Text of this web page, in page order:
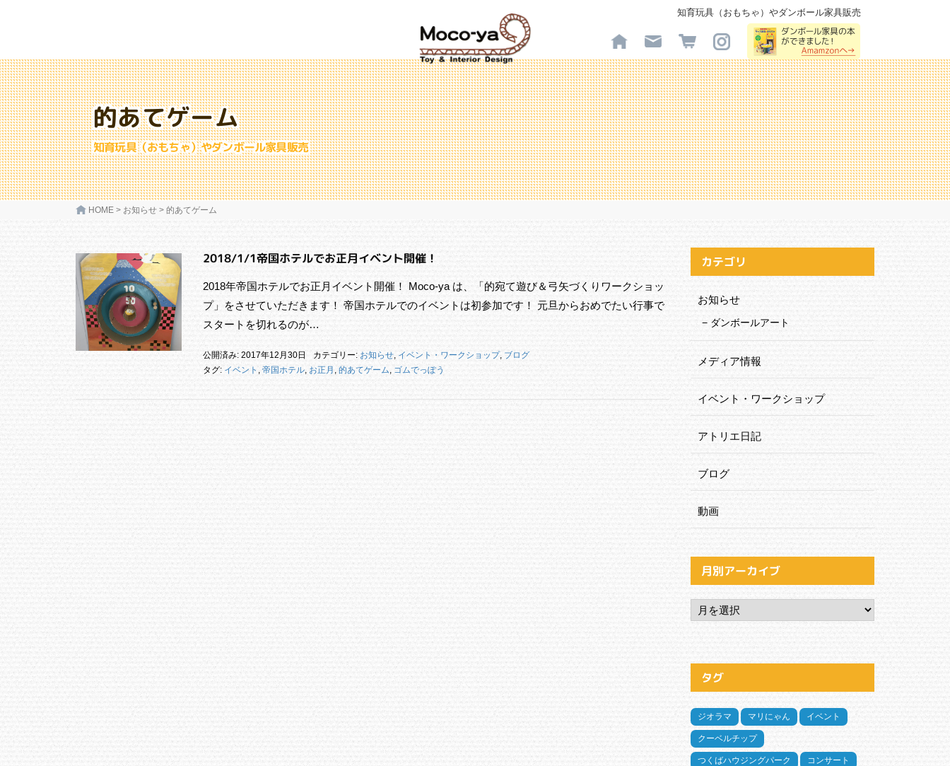
知育玩具（おもちゃ）やダンボール家具販売
的あてゲーム
知育玩具（おもちゃ）やダンボール家具販売
HOME > お知らせ > 的あてゲーム
2018/1/1帝国ホテルでお正月イベント開催！
2018年帝国ホテルでお正月イベント開催！ Moco-ya は、「的宛て遊び＆弓矢づくりワークショッ
プ」をさせていただきます！ 帝国ホテルでのイベントは初参加です！ 元旦からおめでたい行事で
スタートを切れるのが…
公開済み: 2017年12月30日 カテゴリー: お知らせ, イベント・ワークショップ, ブログ
タグ: イベント , 帝国ホテル, お正月 , 的あてゲーム, ゴムでっぽう
カテゴリ
お知らせ
ダンボールアート
メディア情報
イベント・ワークショップ
アトリエ日記
ブログ
動画
月別アーカイブ
タグ
ジオラマ マリにゃん イベント
クーベルチップ
つくばハウジングパーク コンサート